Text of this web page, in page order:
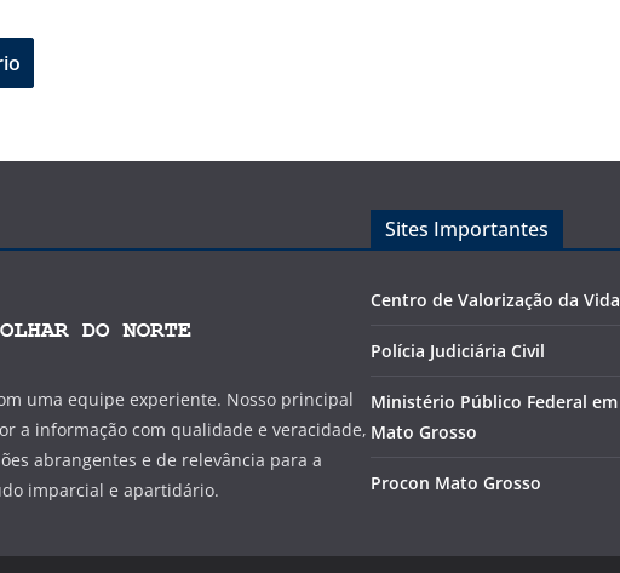
uma equipe experiente. Nosso principal
a informação com qualidade e veracidade,
abrangentes e de relevância para a
imparcial e apartidário.
Sites Importantes
Centro de Valorização da Vida
Polícia Judiciária Civil
Ministério Público Federal em
Mato Grosso
Procon Mato Grosso